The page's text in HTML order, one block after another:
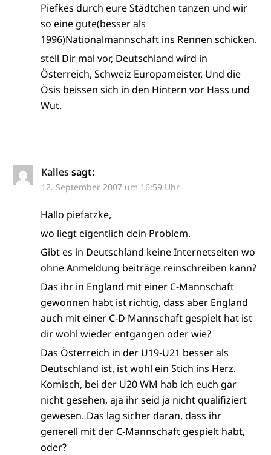
Piefkes durch eure Städtchen tanzen und wir
so eine gute(besser als
1996)Nationalmannschaft ins Rennen schicken.
stell Dir mal vor, Deutschland wird in
Österreich, Schweiz Europameister. Und die
Ösis beissen sich in den Hintern vor Hass und
Wut.
Kalles sagt:
12. September 2007 um 16:59 Uhr
Hallo piefatzke,
wo liegt eigentlich dein Problem.
Gibt es in Deutschland keine Internetseiten wo
ohne Anmeldung beiträge reinschreiben kann?
Das ihr in England mit einer C-Mannschaft
gewonnen habt ist richtig, dass aber England
auch mit einer C-D Mannschaft gespielt hat ist
dir wohl wieder entgangen oder wie?
Das Österreich in der U19-U21 besser als
Deutschland ist, ist wohl ein Stich ins Herz.
Komisch, bei der U20 WM hab ich euch gar
nicht gesehen, aja ihr seid ja nicht qualifiziert
gewesen. Das lag sicher daran, dass ihr
generell mit der C-Mannschaft gespielt habt,
oder?